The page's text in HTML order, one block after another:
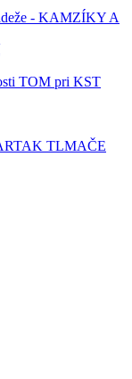
- KAMZÍKY A
TOM pri KST
TLMAČE